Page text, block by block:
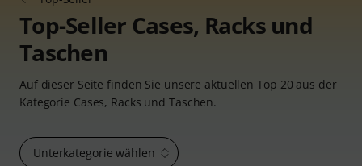
Top-Seller Cases, Racks und
Taschen
Auf dieser Seite finden Sie unsere aktuellen Top 20 aus der
Kategorie Cases, Racks und Taschen.
Unterkategorie wählen